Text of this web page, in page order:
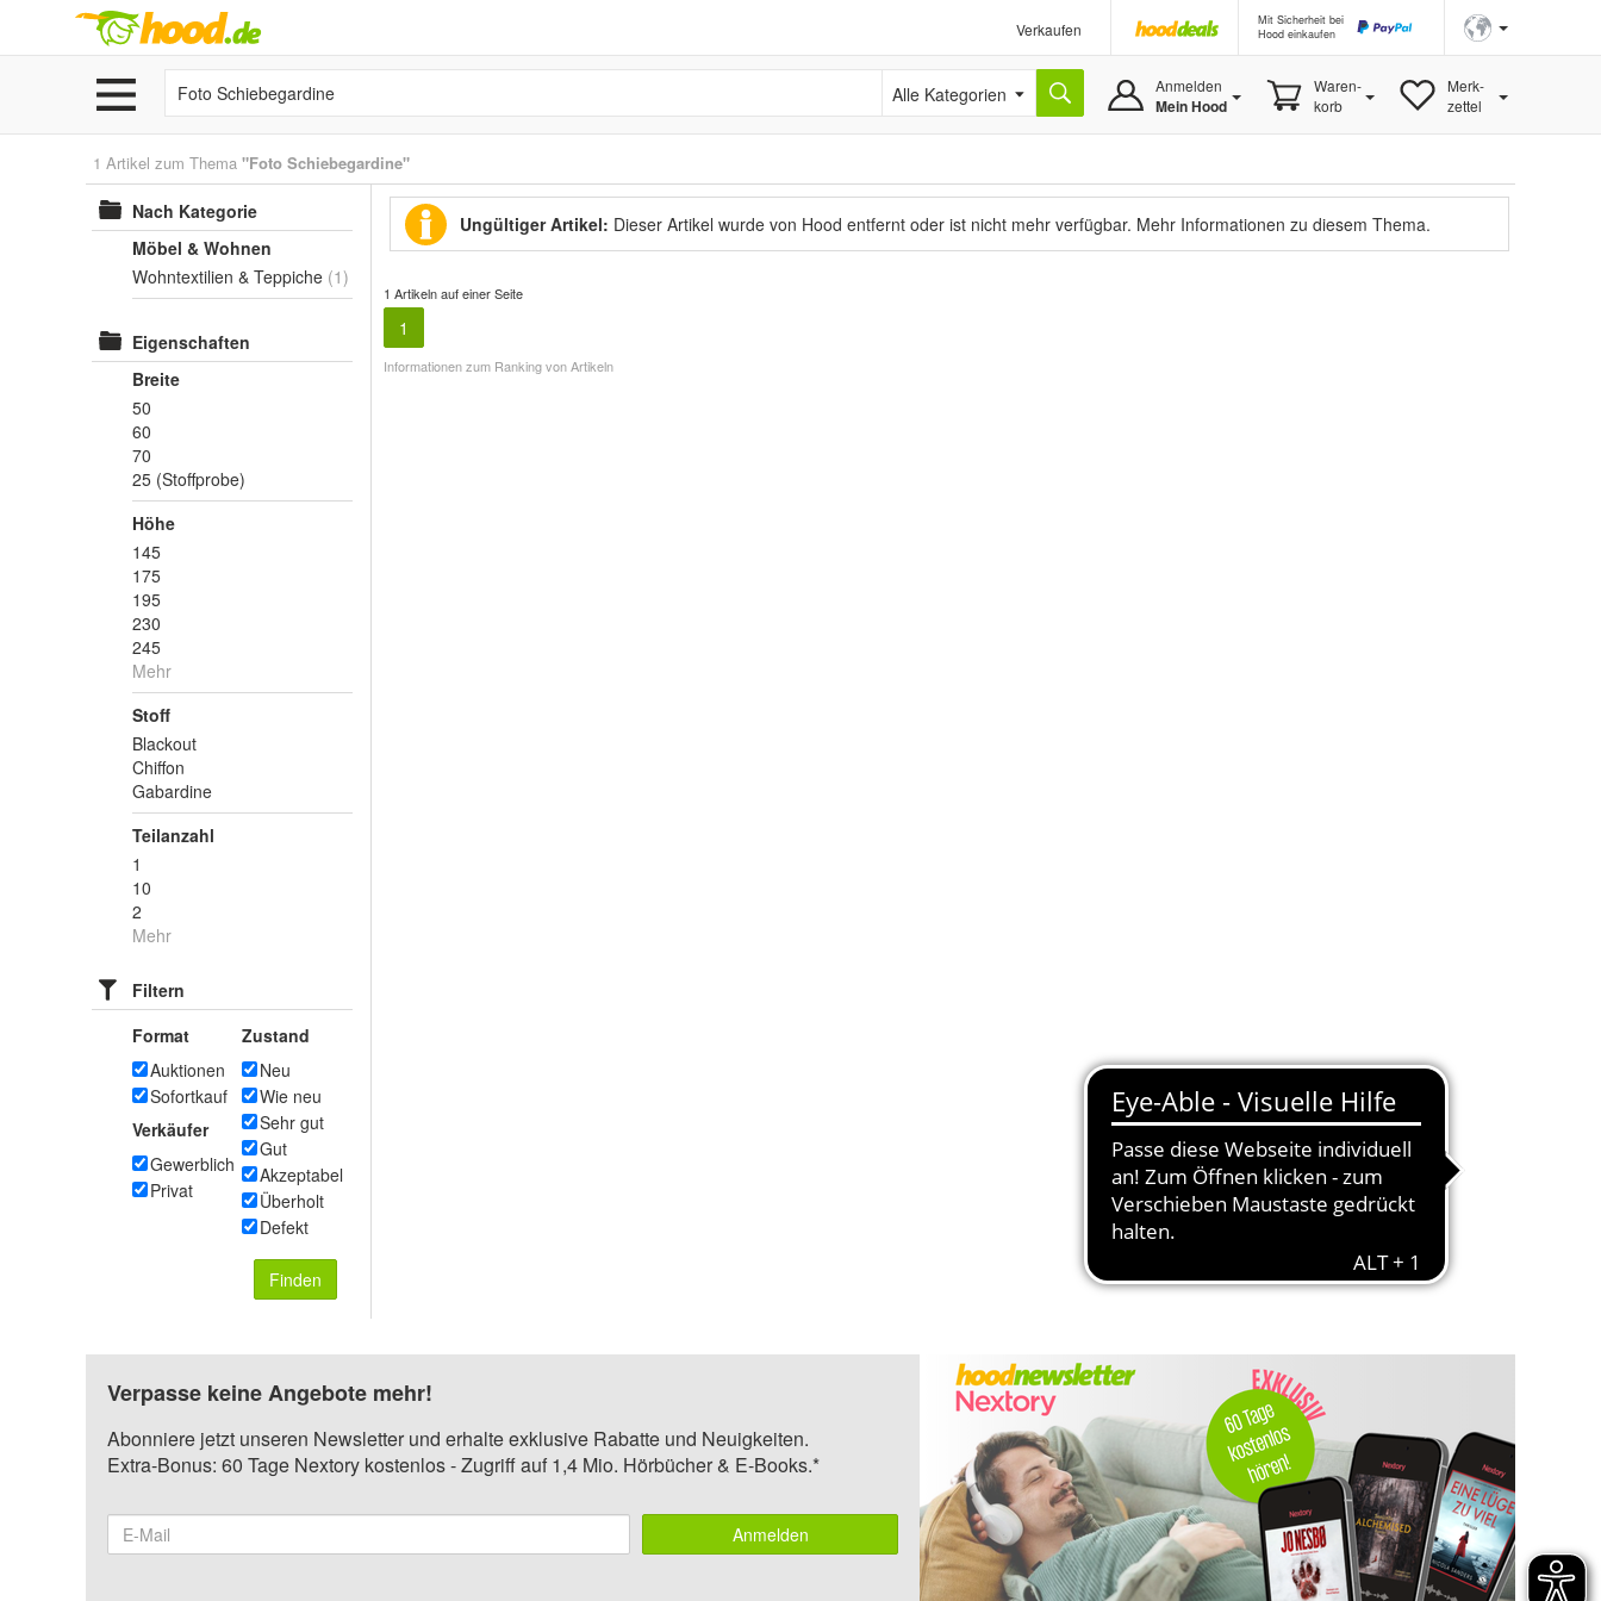
Verkaufen
Mit Sicherheit bei
Hood einkaufen
Alle Kategorien Anmelden
Mein Hood
Waren-
korb
Merk-
zettel
1 Artikel zum Thema "Foto Schiebegardine"
Nach Kategorie
Möbel & Wohnen
Wohntextilien & Teppiche (1)
Eigenschaften
Breite
50
60
70
25 (Stoffprobe)
Höhe
145
175
195
230
245
Mehr
Stoff
Blackout
Chiffon
Gabardine
Teilanzahl
1
10
2
Mehr
Filtern
Format
Auktionen
Sofortkauf
Verkäufer
Gewerblich
Privat
Zustand
Neu
Wie neu
Sehr gut
Gut
Akzeptabel
Überholt
Defekt
Finden
Ungültiger Artikel: Dieser Artikel wurde von Hood entfernt oder ist nicht mehr verfügbar. Mehr Informationen zu diesem Thema.
1 Artikeln auf einer Seite
1
Informationen zum Ranking von Artikeln
Verpasse keine Angebote mehr!
Abonniere jetzt unseren Newsletter und erhalte exklusive Rabatte und Neuigkeiten.
Extra-Bonus: 60 Tage Nextory kostenlos - Zugriff auf 1,4 Mio. Hörbücher & E-Books.*
Anmelden